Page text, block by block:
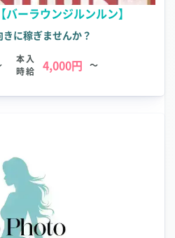
ーラウンジルンルン】
きに稼ぎませんか？
本入
時給
4,000円 ～